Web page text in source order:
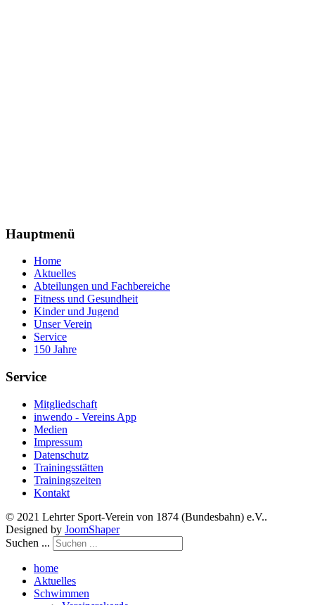
Hauptmenü
Home
Aktuelles
Abteilungen und Fachbereiche
Fitness und Gesundheit
Kinder und Jugend
Unser Verein
Service
150 Jahre
Service
Mitgliedschaft
inwendo - Vereins App
Medien
Impressum
Datenschutz
Trainingsstätten
Trainingszeiten
Kontakt
© 2021 Lehrter Sport-Verein von 1874 (Bundesbahn) e.V..
Designed by JoomShaper
Suchen ...
home
Aktuelles
Schwimmen